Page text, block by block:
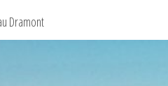
Dramont